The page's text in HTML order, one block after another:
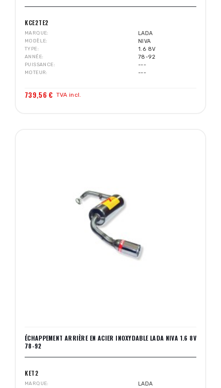
KCE2TE2
MARQUE LADA
MODÈLE NIVA
TYPE 1.6 8V
ANNÉE 78-92
PUISSANCE ---
MOTEUR ---
739,56 € TVA incl.
ÉCHAPPEMENT ARRIÈRE EN ACIER INOXYDABLE LADA NIVA 1.6 8V
78-92
KET2
MARQUE LADA